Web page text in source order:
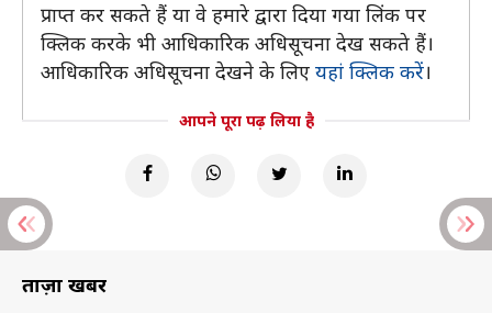
प्राप्त कर सकते हैं या वे हमारे द्वारा दिया गया लिंक पर
क्लिक करके भी आधिकारिक अधिसूचना देख सकते हैं।
आधिकारिक अधिसूचना देखने के लिए यहां क्लिक करें।
आपने पूरा पढ़ लिया है
ताज़ा खबरें